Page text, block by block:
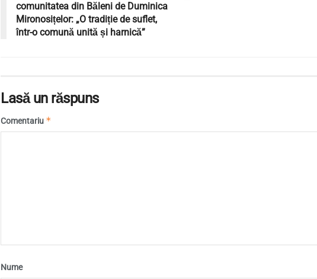
comunitatea din Băleni de Duminica
Mironosițelor: „O tradiție de suflet,
într-o comună unită și harnică”
Lasă un răspuns
Comentariu *
Nume